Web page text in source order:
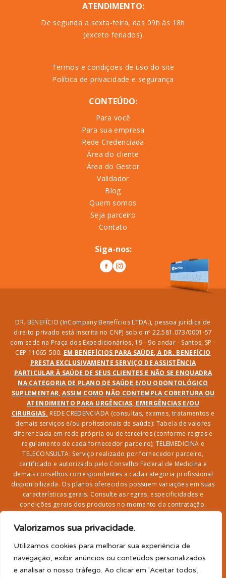
Valorizamos sua privacidade.
Utilizamos cookies para melhorar sua experiência de
navegação, exibir anúncios ou conteúdos personalizados
e analisar o nosso tráfego. Ao clicar em 'Aceitar todos',
ATENDIMENTO:
De segunda a sexta-feira, das 09h às 18h
(exceto feriados)
Termos e condiçoes de uso do site
Política de privacidade e segurança
CONTEÚDO:
Para você
Para sua empresa
Rede Credenciada
Área do cliente
Área do Gestor
Validador
Blog
Quem somos
Seja parceiro
Contato
Siga-nos:
DR. BENEFÍCIO (InCompany Benefícios LTDA.), pessoa jurídica de
direito privado está inscrita no CNPJ sob o nº 22.581.073/0001-57
com sede na Praça dos Expedicionários, 19 - 9o andar - Santos, SP -
CEP 11065-500. EM BENEFÍCIOS PARA SAÚDE, A DR. BENEFÍCIO
PRESTA EXCLUSIVAMENTE SERVIÇO DE ASSISTÊNCIA
PARTICULAR À SAÚDE DE SEUS CLIENTES E NÃO SE ENQUADRA
NA CATEGORIA DE PLANO DE SAÚDE E/OU ODONTOLÓGICO
SUPLEMENTAR, ASSIM COMO NÃO CONTEMPLA COBERTURA OU
ATENDIMENTO PARA URGÊNCIAS, EMERGÊNCIAS E/OU
CIRURGIAS. REDE CREDENCIADA (consultas, exames, tratamentos e
demais serviços e/ou profissionais de saúde): Tabela de valores
diferenciada em rede própria ou de terceiros (conforme regras e
regulamento de cada fornecedor parceiro); TELEMEDICINA e
TELECONSULTA: Serviço realizado por fornecedor parceiro,
certificado e autorizado pelo Conselho Federal de Medicina e
demais conselhos correspondentes a cada categoria profissional
disponibilizada. Os planos oferecidos possuem variações em suas
características gerais. Consulte as regras, especificidades e
condições gerais dos produtos no momento da contratação.
serviços na rede credenciada;SEGURO DE VIDA, ACIDENTES
PESSOAIS, ASSISTÊNCIA FUNERAL 24H, ASSISTÊNCIA
RESIDENCIAL E SORTEIO: Produto com registro SUSEP
garantido pela SEGUROS SURA (CNPJ sob o nº
adesão/elegibilidade de 64 anos (titular) e carência de 60